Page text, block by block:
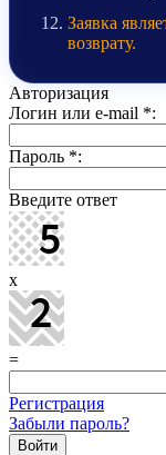
Заявка
возврату.
Авторизация
Логин или e-mail *:
Пароль *:
Введите ответ
x
=
Регистрация
Забыли пароль?